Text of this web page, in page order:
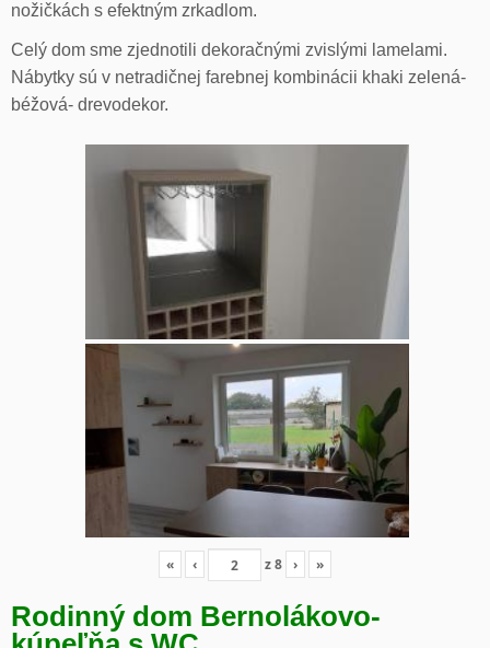
nožičkách s efektným zrkadlom.
Celý dom sme zjednotili dekoračnými zvislými lamelami.
Nábytky sú v netradičnej farebnej kombinácii khaki zelená-
béžová- drevodekor.
« ‹ z8 › »
Rodinný dom Bernolákovo-